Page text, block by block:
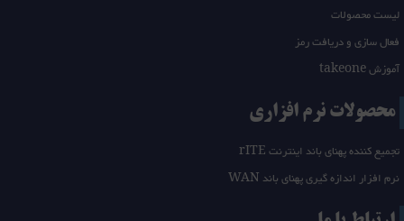
لیست محصولات
فعال سازی و دریافت رمز
آموزش takeone
محصولات نرم افزاری
تجمیع کننده پهنای باند اینترنت rITE
نرم افزار اندازه گیری پهنای باند WAN